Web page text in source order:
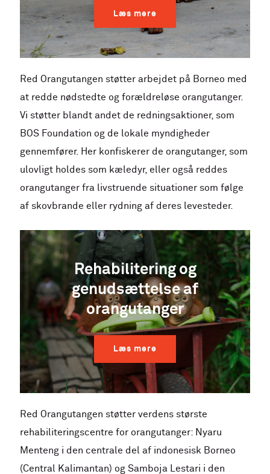
Læs mere
Red Orangutangen støtter arbejdet på Borneo med
at redde nødstedte og forældreløse orangutanger.
Vi støtter blandt andet de redningsaktioner, som
BOS Foundation og de lokale myndigheder
gennemfører. Her konfiskerer de orangutanger, som
ulovligt holdes som kæledyr, eller også reddes
orangutanger fra livstruende situationer som følge
af skovbrande eller rydning af deres levesteder.
Rehabilitering og
genudsættelse af
orangutanger
Læs mere
Red Orangutangen støtter verdens største
rehabiliteringscentre for orangutanger: Nyaru
Menteng i den centrale del af indonesisk Borneo
(Central Kalimantan) og Samboja Lestari i den